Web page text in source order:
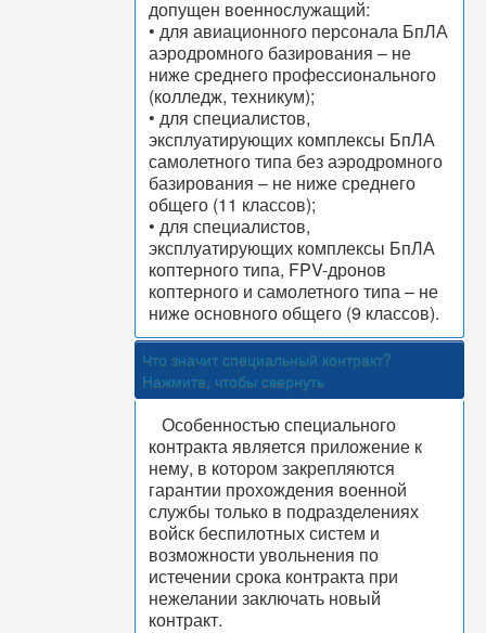
допущен военнослужащий:
• для авиационного персонала БпЛА
аэродромного базирования – не
ниже среднего профессионального
(колледж, техникум);
• для специалистов,
эксплуатирующих комплексы БпЛА
самолетного типа без аэродромного
базирования – не ниже среднего
общего (11 классов);
• для специалистов,
эксплуатирующих комплексы БпЛА
коптерного типа, FPV-дронов
коптерного и самолетного типа – не
ниже основного общего (9 классов).
Что значит специальный контракт?
Нажмите, чтобы свернуть
Особенностью специального
контракта является приложение к
нему, в котором закрепляются
гарантии прохождения военной
службы только в подразделениях
войск беспилотных систем и
возможности увольнения по
истечении срока контракта при
нежелании заключать новый
контракт.